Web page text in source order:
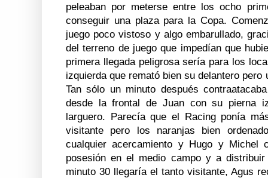
peleaban por meterse entre los ocho
conseguir una plaza para la Copa.
juego poco vistoso y algo embarullado,
del terreno de juego que impedían que
primera llegada peligrosa sería para los
izquierda que remató bien su delantero
Tan sólo un minuto después
desde la frontal de Juan con su pierna
larguero. Parecía que el Racing ponía
visitante pero los naranjas bien
cualquier acercamiento y Hugo y Michel
posesión en el medio campo y a
minuto 30 llegaría el tanto visitante, Agus